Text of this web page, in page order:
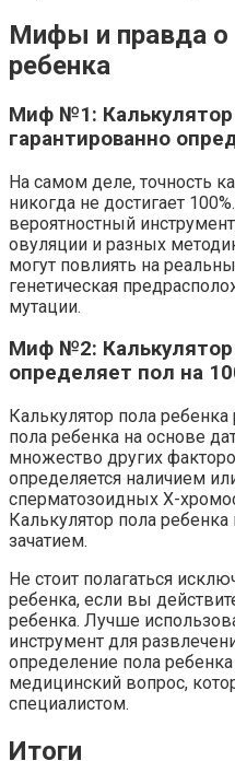
Мифы и правда о
ребенка
Миф №1: Калькулятор
гарантированно
На самом деле, точность
никогда не достигает
вероятностный
овуляции и разных
могут повлиять на
генетическая
мутации.
Миф №2: Калькулятор
определяет пол на
Калькулятор пола ребенка
пола ребенка на основе
множество других
определяется наличием
сперматозоидных X-
Калькулятор пола
зачатием.
Не стоит полагаться
ребенка, если вы
ребенка. Лучше
инструмент для
определение пола
медицинский вопрос,
специалистом.
Итоги